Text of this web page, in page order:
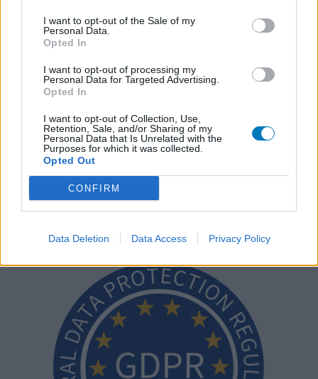
I want to opt-out of the Sale of my
Personal Data.
Opted In
I want to opt-out of processing my
Personal Data for Targeted Advertising.
Opted In
I want to opt-out of Collection, Use,
Retention, Sale, and/or Sharing of my
Personal Data that Is Unrelated with the
Purposes for which it was collected.
Opted Out
CONFIRM
Data Deletion Data Access Privacy Policy
Schildklier - hypothyroidie (traagwerkend)
De reviews op deze pagina zijn door de gebruikers
gegenereerd en vervolgens gelezen en aangepast alvorens
goedkeuring, om zo te voldoen aan onze standaarden wat betreft
een review voor een medicijn. Voor het delen van ervaringen is
geen medische kennis noodzakelijk. Op deze manier geven de
reviews alleen een beeld van de ervaring van de schrijvers en niet
die van de eigenaar van deze website. Denk er aan dat de
ervaringen kunnen verschillen van persoon tot persoon en dat u
voor medisch advies altijd contact op moet nemen met uw arts of
apotheker.